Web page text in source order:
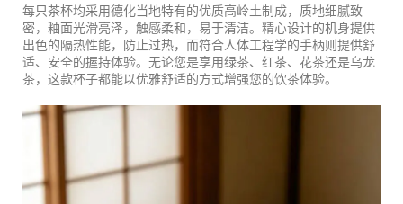
每只茶杯均采用德化当地特有的优质高岭土制成，质地细腻致
密，釉面光滑亮泽，触感柔和，易于清洁。精心设计的机身提供
出色的隔热性能，防止过热，而符合人体工程学的手柄则提供舒
适、安全的握持体验。无论您是享用绿茶、红茶、花茶还是乌龙
茶，这款杯子都能以优雅舒适的方式增强您的饮茶体验。